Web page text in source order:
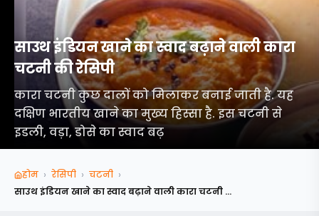
साउथ इंडियन खाने का स्वाद बढ़ाने वाली कारा
चटनी की रेसिपी
कारा चटनी कुछ दालों को मिलाकर बनाई जाती है. यह
दक्षिण भारतीय खाने का मुख्य हिस्सा है. इस चटनी से
इडली, वड़ा, डोसे का स्वाद बढ़
होम › रेसिपी › चटनी ›
साउथ इंडियन खाने का स्वाद बढ़ाने वाली कारा चटनी की...